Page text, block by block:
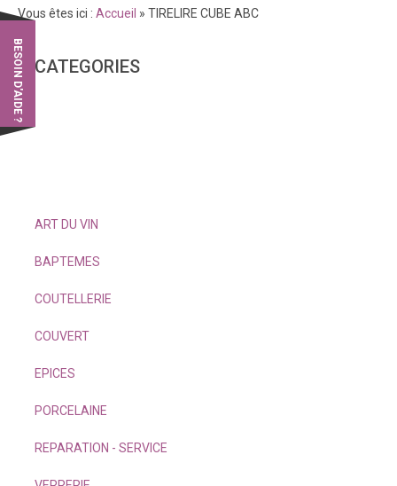
Vous êtes ici : Accueil » TIRELIRE CUBE ABC
CATEGORIES
ART DU VIN
BAPTEMES
COUTELLERIE
COUVERT
EPICES
PORCELAINE
REPARATION - SERVICE
BESOIN D'AIDE ?